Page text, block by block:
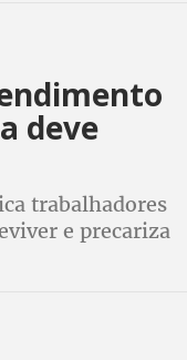
deve
trabalhadores
e precariza